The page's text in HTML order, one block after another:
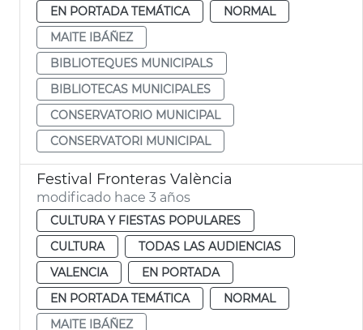
EN PORTADA TEMÁTICA
NORMAL
MAITE IBÁÑEZ
BIBLIOTEQUES MUNICIPALS
BIBLIOTECAS MUNICIPALES
CONSERVATORIO MUNICIPAL
CONSERVATORI MUNICIPAL
Festival Fronteras València
modificado hace 3 años
CULTURA Y FIESTAS POPULARES
CULTURA
TODAS LAS AUDIENCIAS
VALENCIA
EN PORTADA
EN PORTADA TEMÁTICA
NORMAL
MAITE IBÁÑEZ